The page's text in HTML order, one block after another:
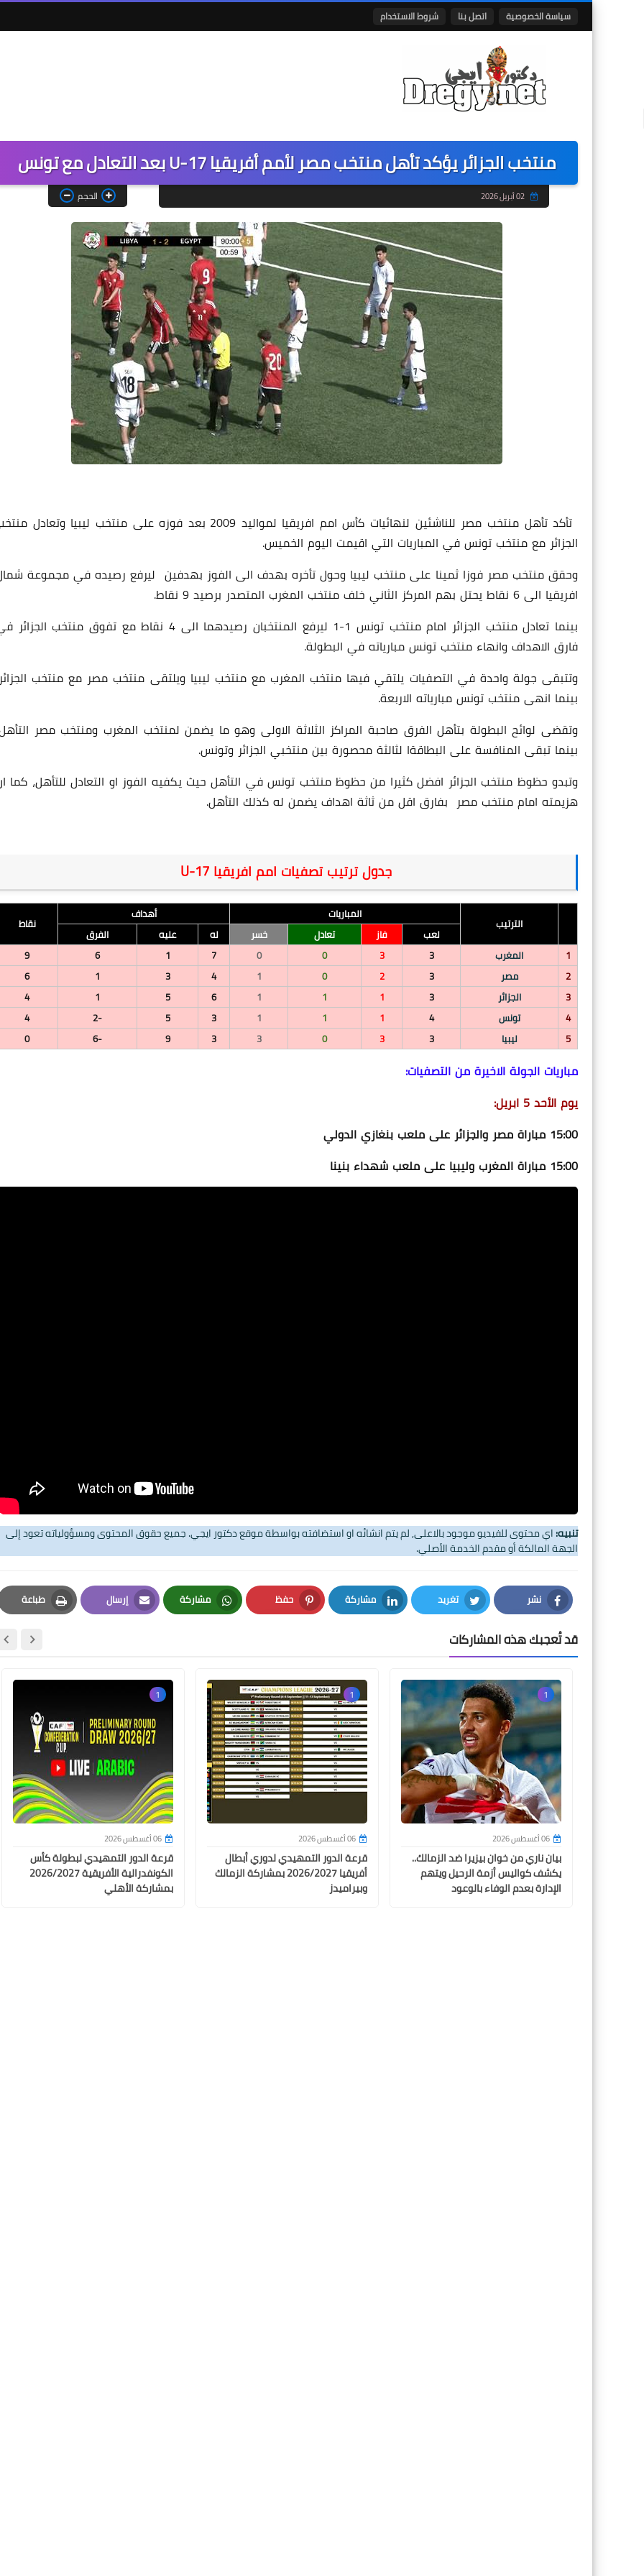
سياسة الخصوصية اتصل بنا شروط الاستخدام
منتخب الجزائر يؤكد تأهل منتخب مصر لأمم أفريقيا U-17 بعد التعادل مع تونس
02 أبريل 2026 الحجم
تأكد تأهل منتخب مصر للناشئين لنهائيات كأس امم افريقيا لمواليد 2009 بعد فوزه على منتخب ليبيا وتعادل
الجزائر مع منتخب تونس في المباريات التي اقيمت اليوم الخميس.
وحقق منتخب مصر فوزا ثمينا على منتخب ليبيا وحول تأخره بهدف الى الفوز بهدفين ليرفع رصيده في مجموعة
افريقيا الى 6 نقاط يحتل بهم المركز الثاني خلف منتخب المغرب المتصدر برصيد 9 نقاط.
بينما تعادل منتخب الجزائر امام منتخب تونس 1-1 ليرفع المنتخبان رصيدهما الى 4 نقاط مع تفوق منتخب
فارق الاهداف وانهاء منتخب تونس مبارياته في البطولة.
وتتبقى جولة واحدة في التصفيات يلتقي فيها منتخب المغرب مع منتخب ليبيا ويلتقى منتخب مصر مع منتخب
بينما انهى منتخب تونس مبارياته الاربعة.
وتقضى لوائح البطولة بتأهل الفرق صاحبة المراكز الثلاثة الاولى وهو ما يضمن لمنتخب المغرب ومنتخب مصر
بينما تبقى المنافسة على البطاقةا لثالثة محصورة بين منتخبي الجزائر وتونس.
وتبدو حظوظ منتخب الجزائر افضل كثيرا من حظوظ منتخب تونس في التأهل حيث يكفيه الفوز او التعادل للتأهل، كما
هزيمته امام منتخب مصر بفارق اقل من ثاثة اهداف يضمن له كذلك التأهل.
جدول ترتيب تصفيات امم افريقيا U-17
الترتيب
المباريات أهداف
نقاط
لعب فاز تعادل خسر له عليه
الفرق
1
المغرب 3
3
0
0
7
1
6
9
2
مصر 3
2
0
1
4
3
1
6
3
الجزائر 3
1
1
1
6
5
1
4
4
تونس 4
1
1
1
3
5
-2
4
5
ليبيا 3
3
0
3
3
9
-6
0
مباريات الجولة الاخيرة من التصفيات:
يوم الأحد 5 ابريل:
15:00 مباراة مصر والجزائر على ملعب بنغازي الدولي
15:00 مباراة المغرب وليبيا على ملعب شهداء بنينا
تنبيه:اي محتوى للفيديو موجود بالاعلى, لم يتم انشائه او استضافته بواسطة موقع دكتور ايجي. جميع حقوق المحتوى ومسؤولياته تعود إلى
الجهة المالكة أو مقدم الخدمة الأصلي.
نشر
Facebook
تغريد
Twitter
مشاركة
LinkedIn
حفظ
Pinterest
مشاركة
Whatsapp
إرسال
Email
طباعة
Print
قد تُعجبك هذه المشاركات
1
06 أغسطس 2026
بيان ناري من خوان بيزيرا ضد الزمالك..
يكشف كواليس أزمة الرحيل ويتهم
الإدارة بعدم الوفاء بالوعود
1
06 أغسطس 2026
قرعة الدور التمهيدي لدوري أبطال
أفريقيا 2026/2027 بمشاركة الزمالك
وبيراميدز
1
06 أغسطس 2026
قرعة الدور التمهيدي لبطولة كأس
الكونفدرالية الأفريقية 2026/2027
بمشاركة الأهلي
30 نوفمبر 2024
30 نوفمبر 2024
29 نوفمبر 2024
30 نوفمبر 2024